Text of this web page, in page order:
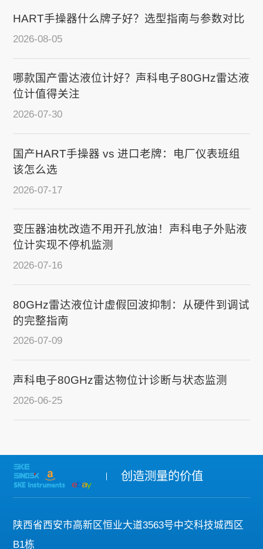
HART手操器什么牌子好？选型指南与参数对比
2026-08-05
哪款国产雷达液位计好？声科电子80GHz雷达液
位计值得关注
2026-07-30
国产HART手操器 vs 进口老牌：电厂仪表班组
该怎么选
2026-07-17
变压器油枕改造不用开孔放油！声科电子外贴液
位计实现不停机监测
2026-07-16
80GHz雷达液位计虚假回波抑制：从硬件到调试
的完整指南
2026-07-09
声科电子80GHz雷达物位计诊断与状态监测
2026-06-25
创造测量的价值
陕西省西安市高新区恒业大道3563号中交科技城西区
B1栋